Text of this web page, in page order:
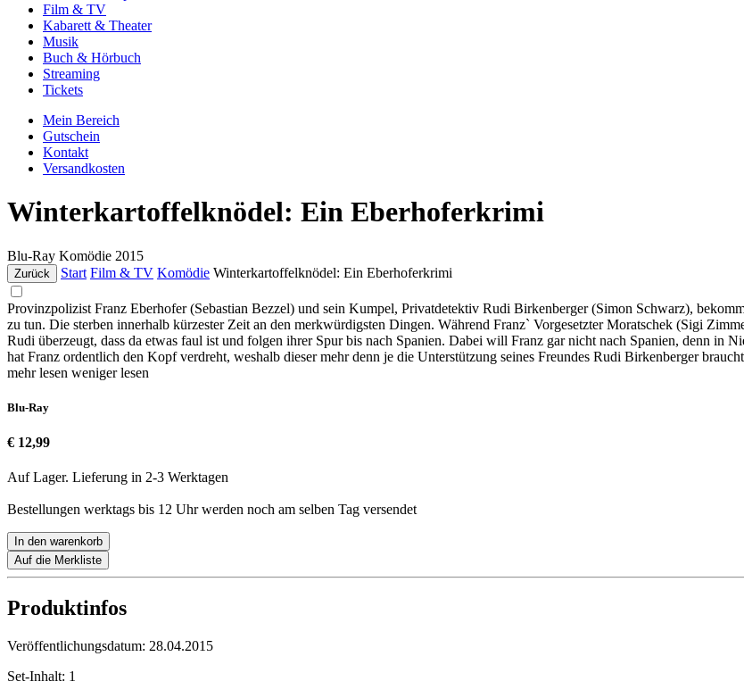
Film & TV
Kabarett & Theater
Musik
Buch & Hörbuch
Streaming
Tickets
Mein Bereich
Gutschein
Kontakt
Versandkosten
Winterkartoffelknödel: Ein Eberhoferkrimi
Blu-Ray Komödie 2015
Zurück Start Film & TV Komödie Winterkartoffelknödel: Ein Eberhoferkrimi
Provinzpolizist Franz Eberhofer (Sebastian Bezzel) und sein Kumpel, Privatdetektiv Rudi Birkenberger (Simon Schwarz),
zu tun. Die sterben innerhalb kürzester Zeit an den merkwürdigsten Dingen. Während Franz` Vorgesetzter Moratschek (Sigi
Rudi überzeugt, dass da etwas faul ist und folgen ihrer Spur bis nach Spanien. Dabei will Franz gar nicht nach Spanien, denn in
hat Franz ordentlich den Kopf verdreht, weshalb dieser mehr denn je die Unterstützung seines Freundes Rudi Birkenberger
mehr lesen weniger lesen
Blu-Ray
€ 12,99
Auf Lager. Lieferung in 2-3 Werktagen
Bestellungen werktags bis 12 Uhr werden noch am selben Tag versendet
In den warenkorb
Auf die Merkliste
Produktinfos
Veröffentlichungsdatum: 28.04.2015
Set-Inhalt: 1